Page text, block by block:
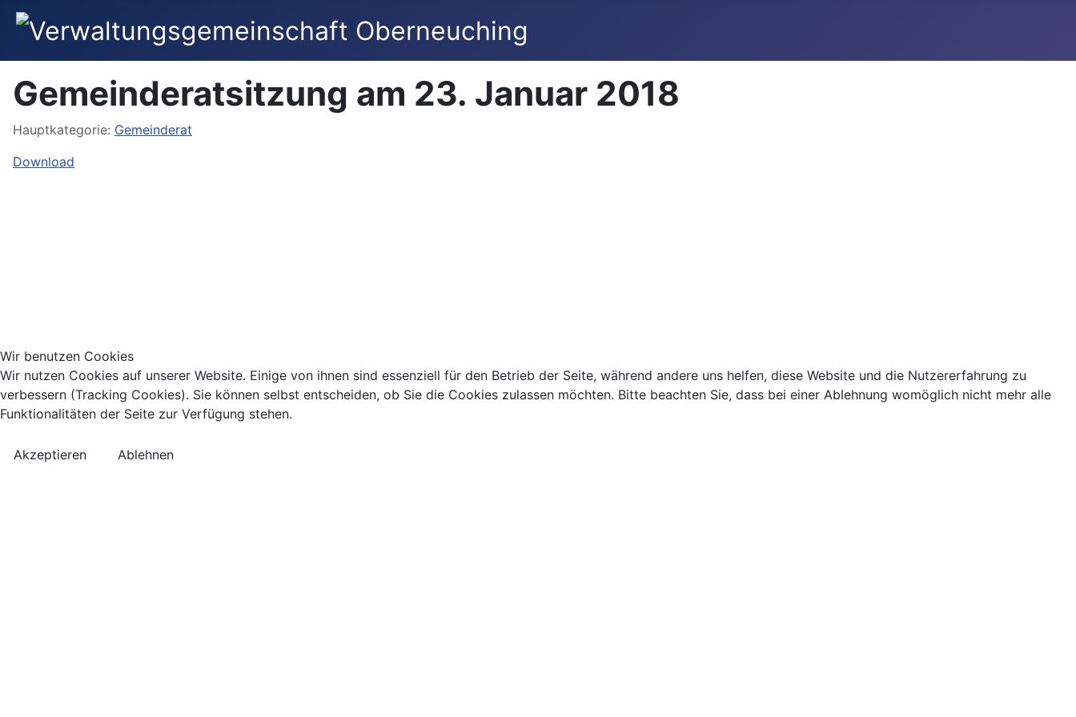
Gemeinderatsitzung am 23. Januar 2018
Hauptkategorie: Gemeinderat
Download
Wir benutzen Cookies
Wir nutzen Cookies auf unserer Website. Einige von ihnen sind essenziell für den Betrieb der Seite, während andere uns helfen, diese Website und die Nutzererfahrung zu
verbessern (Tracking Cookies). Sie können selbst entscheiden, ob Sie die Cookies zulassen möchten. Bitte beachten Sie, dass bei einer Ablehnung womöglich nicht mehr alle
Funktionalitäten der Seite zur Verfügung stehen.
Akzeptieren Ablehnen